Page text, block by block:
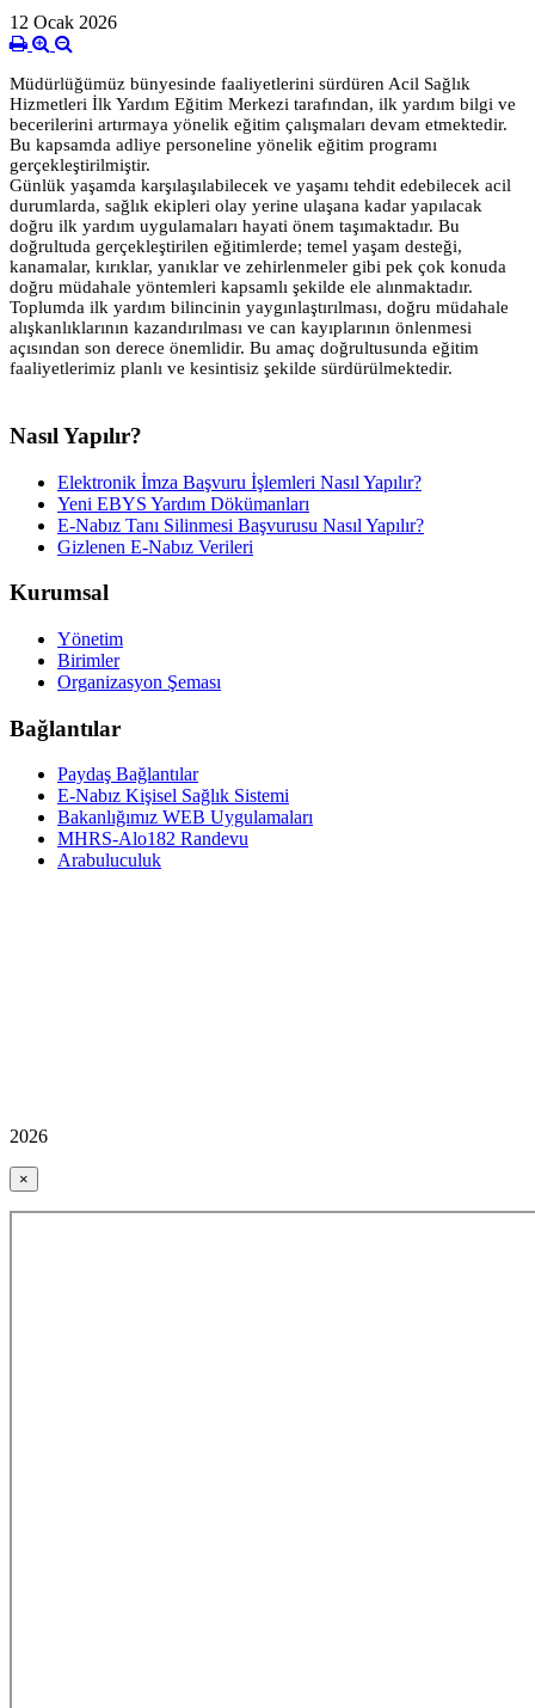
12 Ocak 2026
Müdürlüğümüz bünyesinde faaliyetlerini sürdüren Acil Sağlık
Hizmetleri İlk Yardım Eğitim Merkezi tarafından, ilk yardım bilgi ve
becerilerini artırmaya yönelik eğitim çalışmaları devam etmektedir.
Bu kapsamda adliye personeline yönelik eğitim programı
gerçekleştirilmiştir.
Günlük yaşamda karşılaşılabilecek ve yaşamı tehdit edebilecek acil
durumlarda, sağlık ekipleri olay yerine ulaşana kadar yapılacak
doğru ilk yardım uygulamaları hayati önem taşımaktadır. Bu
doğrultuda gerçekleştirilen eğitimlerde; temel yaşam desteği,
kanamalar, kırıklar, yanıklar ve zehirlenmeler gibi pek çok konuda
doğru müdahale yöntemleri kapsamlı şekilde ele alınmaktadır.
Toplumda ilk yardım bilincinin yaygınlaştırılması, doğru müdahale
alışkanlıklarının kazandırılması ve can kayıplarının önlenmesi
açısından son derece önemlidir. Bu amaç doğrultusunda eğitim
faaliyetlerimiz planlı ve kesintisiz şekilde sürdürülmektedir.
Nasıl Yapılır?
Elektronik İmza Başvuru İşlemleri Nasıl Yapılır?
Yeni EBYS Yardım Dökümanları
E-Nabız Tanı Silinmesi Başvurusu Nasıl Yapılır?
Gizlenen E-Nabız Verileri
Kurumsal
Yönetim
Birimler
Organizasyon Şeması
Bağlantılar
Paydaş Bağlantılar
E-Nabız Kişisel Sağlık Sistemi
Bakanlığımız WEB Uygulamaları
MHRS-Alo182 Randevu
Arabuluculuk
2026
×